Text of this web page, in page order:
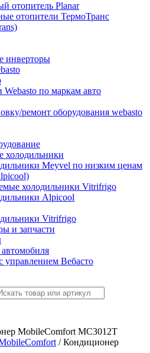
отопитель Planar
отопители ТермоТранс
инверторы
Webasto по маркам авто
ремонт оборудования webasto
холодильники
Meyvel по низким ценам
холодильники Vitrifrigo
Alpicool
Vitrifrigo
и запчасти
управлением Вебасто
MobileComfort MC3012T
/ Кондиционер